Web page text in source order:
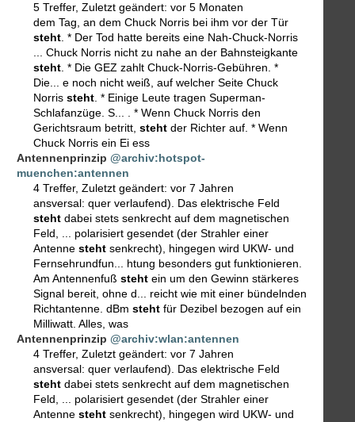
5 Treffer, Zuletzt geändert: vor 5 Monaten
dem Tag, an dem Chuck Norris bei ihm vor der Tür
steht. * Der Tod hatte bereits eine Nah-Chuck-Norris
... Chuck Norris nicht zu nahe an der Bahnsteigkante
steht. * Die GEZ zahlt Chuck-Norris-Gebühren. *
Die... e noch nicht weiß, auf welcher Seite Chuck
Norris steht. * Einige Leute tragen Superman-
Schlafanzüge. S... . * Wenn Chuck Norris den
Gerichtsraum betritt, steht der Richter auf. * Wenn
Chuck Norris ein Ei ess
Antennenprinzip @archiv:hotspot-
muenchen:antennen
4 Treffer, Zuletzt geändert: vor 7 Jahren
ansversal: quer verlaufend). Das elektrische Feld
steht dabei stets senkrecht auf dem magnetischen
Feld, ... polarisiert gesendet (der Strahler einer
Antenne steht senkrecht), hingegen wird UKW- und
Fernsehrundfun... htung besonders gut funktionieren.
Am Antennenfuß steht ein um den Gewinn stärkeres
Signal bereit, ohne d... reicht wie mit einer bündelnden
Richtantenne. dBm steht für Dezibel bezogen auf ein
Milliwatt. Alles, was
Antennenprinzip @archiv:wlan:antennen
4 Treffer, Zuletzt geändert: vor 7 Jahren
ansversal: quer verlaufend). Das elektrische Feld
steht dabei stets senkrecht auf dem magnetischen
Feld, ... polarisiert gesendet (der Strahler einer
Antenne steht senkrecht), hingegen wird UKW- und